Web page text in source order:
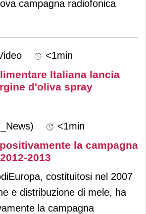
campagna radiofonica
<1min
Italiana lancia
d'oliva spray
<1min
la campagna
2013
costituitosi nel 2007
e distribuzione di mele, ha
la campagna